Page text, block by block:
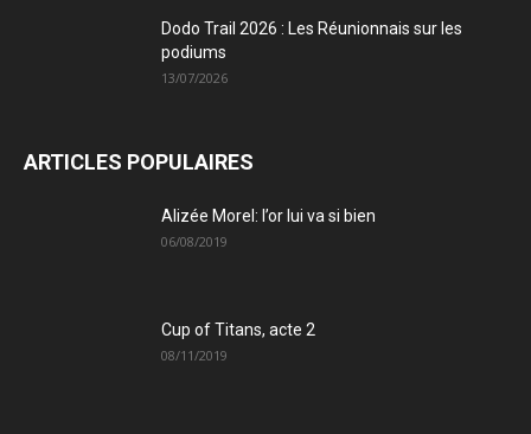
Dodo Trail 2026 : Les Réunionnais sur les
podiums
13/07/2026
ARTICLES POPULAIRES
Alizée Morel: l’or lui va si bien
06/08/2019
Cup of Titans, acte 2
08/11/2019